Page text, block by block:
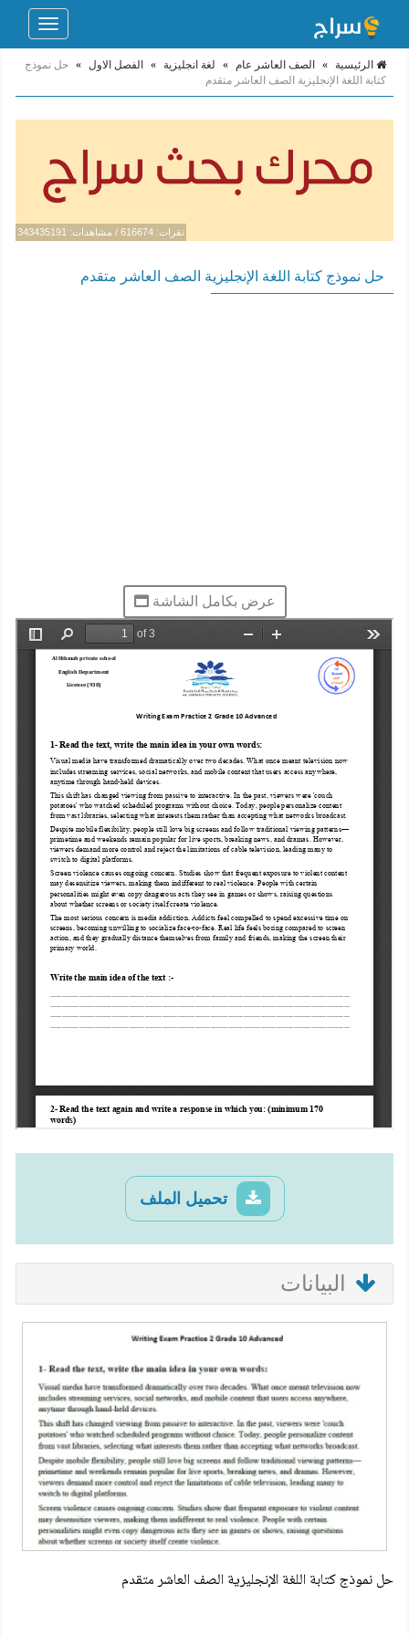
Toggle
الرئيسية » الصف العاشر عام » لغة انجليزية » الفصل الاول » حل نموذج
كتابة اللغة الإنجليزية الصف العاشر متقدم
نقرات: 616674 / مشاهدات: 343435191
حل نموذج كتابة اللغة الإنجليزية الصف العاشر متقدم
عرض بكامل الشاشة
تحميل الملف
البيانات
حل نموذج كتابة اللغة الإنجليزية الصف العاشر متقدم